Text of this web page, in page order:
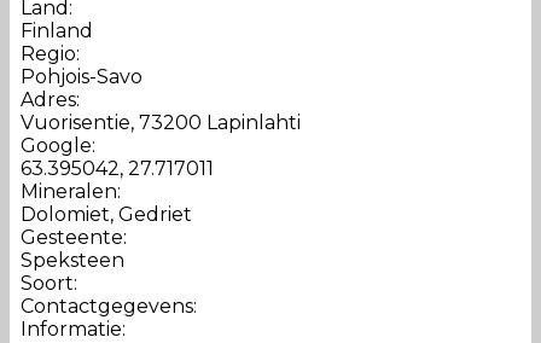
Land:
Finland
Regio:
Pohjois-Savo
Adres:
Vuorisentie, 73200 Lapinlahti
Google:
63.395042, 27.717011
Mineralen:
Dolomiet, Gedriet
Gesteente:
Speksteen
Soort:
Contactgegevens:
Informatie: